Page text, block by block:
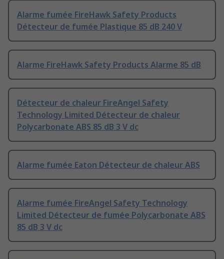
Alarme fumée FireHawk Safety Products
Détecteur de fumée Plastique 85 dB 240 V
Alarme FireHawk Safety Products Alarme 85 dB
Détecteur de chaleur FireAngel Safety
Technology Limited Détecteur de chaleur
Polycarbonate ABS 85 dB 3 V dc
Alarme fumée Eaton Détecteur de chaleur ABS
Alarme fumée FireAngel Safety Technology
Limited Détecteur de fumée Polycarbonate ABS
85 dB 3 V dc